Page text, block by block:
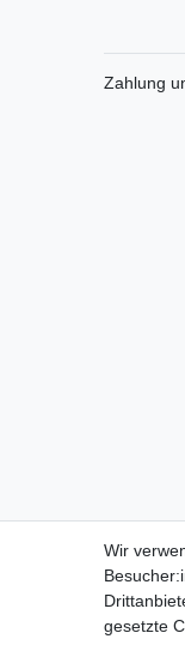
Zahlung
Wir
gesetzte